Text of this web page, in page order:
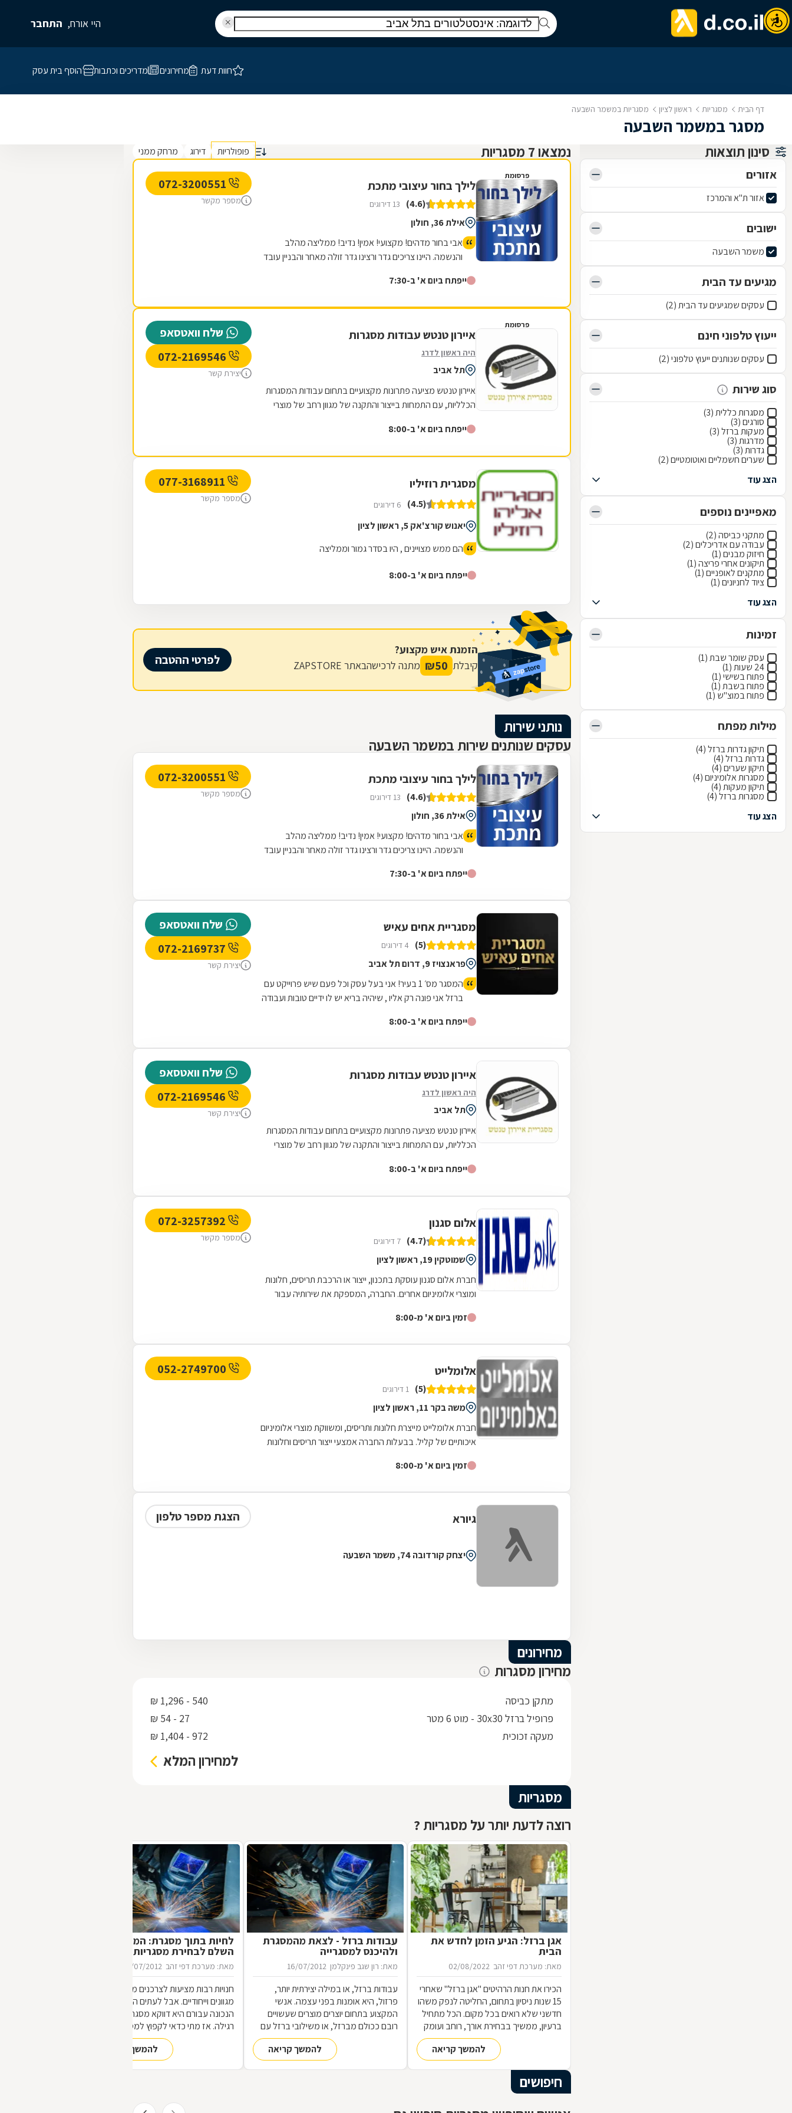
היי אורח, התחבר
חוות דעת מחירונים מדריכים וכתבות הוסף בית עסק
דף הבית מסגריות ראשון לציון מסגריות במשמר השבעה
מסגר במשמר השבעה
סינון תוצאות
אזורים
אזור ת"א והמרכז
ישובים
משמר השבעה
מגיעים עד הבית
עסקים שמגיעים עד הבית (2)
ייעוץ טלפוני חינם
עסקים שנותנים ייעוץ טלפוני (2)
סוג שירות
מסגרות כללית (3)
סורגים (3)
מעקות ברזל (3)
מדרגות (3)
גדרות (3)
שערים חשמליים ואוטומטיים (2)
הצג עוד
מאפיינים נוספים
מתקני כביסה (2)
עבודה עם אדריכלים (2)
חיזוק מבנים (1)
תיקונים אחרי פריצה (1)
מתקנים לאופניים (1)
ציוד לחניונים (1)
הצג עוד
זמינות
עסק שומר שבת (1)
24 שעות (1)
פתוח בשישי (1)
פתוח בשבת (1)
פתוח במוצ"ש (1)
מילות מפתח
תיקון גדרות ברזל (4)
גדרות ברזל (4)
תיקון שערים (4)
מסגרות אלומיניום (4)
תיקון מעקות (4)
מסגרות ברזל (4)
הצג עוד
נמצאו 7 מסגריות פופולריות דירוג מרחק ממני
פרסומת
לילך בחור עיצובי מתכת
(4.6) 13 דירוגים
אילת 36, חולון
אבי בחור מדהים! מקצועי! אמין! נדיב! ממליצה מהלב
והנשמה. היינו צריכים גדר ורצינו גדר זולה מאחר והבניין עובד
אנחנו התעקשנו כי רצינו זול. ביום ההתקנה אבי שם לנו גדר
מהקבלן, בנוסף הגיע בזמן ותיתק את העבודה. עד היום
אנחנו בקשר של חג שמח וכדומה מאחר שבאמת אדם נדיר
שעושה הכל מהלב והנשמה, לכל שאלה אשמח לעזור,
ייפתח ביום א' ב-7:30
מספר מקשר
פרסומת
איירון טנטש עבודות מסגרות
היה ראשון לדרג
תל אביב
איירון טנטש מציעה פתרונות מקצועיים בתחום עבודות המסגרות
הכלליות, עם התמחות בייצור והתקנה של מגוון רחב של מוצרי
ייפתח ביום א' ב-8:00
שלח וואטסאפ
יצירת קשר
מסגרית רוזיליו
(4.5) 6 דירוגים
יאנוש קורצ'אק 5, ראשון לציון
הם ממש מצויינים , היו בסדר גמור וממליצה
ייפתח ביום א' ב-8:00
מספר מקשר
הזמנת איש מקצוע?
קיבלת 50
₪ מתנה לרכישהבאתר ZAPSTORE לפרטי ההטבה
נותני שירות
עסקים שנותנים שירות במשמר השבעה
לילך בחור עיצובי מתכת
(4.6) 13 דירוגים
אילת 36, חולון
אבי בחור מדהים! מקצועי! אמין! נדיב! ממליצה מהלב
והנשמה. היינו צריכים גדר ורצינו גדר זולה מאחר והבניין עובד
אנחנו התעקשנו כי רצינו זול. ביום ההתקנה אבי שם לנו גדר
מהקבלן, בנוסף הגיע בזמן ותיתק את העבודה. עד היום
אנחנו בקשר של חג שמח וכדומה מאחר שבאמת אדם נדיר
שעושה הכל מהלב והנשמה, לכל שאלה אשמח לעזור,
ייפתח ביום א' ב-7:30
מספר מקשר
מסגריית אחים עאיש
(5) 4 דירוגים
פראנצויז 9, דרום תל אביב
המסגר מס׳ 1 בעיר! אני בעל עסק וכל פעם שיש פרוייקט עם
ברזל אני פונה רק אליו , שיהיה בריא יש לו ידיים טובות ועבודה
במהירות והכל במחיר טוב ששווה לעבודה שנעשית תודה
ייפתח ביום א' ב-8:00
שלח וואטסאפ
יצירת קשר
איירון טנטש עבודות מסגרות
היה ראשון לדרג
תל אביב
איירון טנטש מציעה פתרונות מקצועיים בתחום עבודות המסגרות
הכלליות, עם התמחות בייצור והתקנה של מגוון רחב של מוצרי
ייפתח ביום א' ב-8:00
שלח וואטסאפ
יצירת קשר
אלום סגנון
(4.7) 7 דירוגים
שמוטקין 19, ראשון לציון
חברת אלום סגנון עוסקת בתכנון, ייצור או הרכבת תריסים, חלונות
ומוצרי אלומיניום אחרים. החברה, המספקת את שירותיה עבור
זמין ביום א' מ-8:00
מספר מקשר
אלומלייט
(5) 1 דירוגים
משה בקר 11, ראשון לציון
חברת אלומלייט מייצרת חלונות ותריסים, ומשווקת מוצרי אלומיניום
איכותיים של קליל. בבעלות החברה אמצעי ייצור תריסים וחלונות
זמין ביום א' מ-8:00
גיורא
יצחק קורדובה 74, משמר השבעה
הצגת מספר טלפון
מחירונים
מחירון מסגרות
מתקן כביסה
540 - 1,296 ₪
פרופיל ברזל 30x30 - מוט 6 מטר
27 - 54 ₪
מעקה זכוכית
972 - 1,404 ₪
למחירון המלא
מסגריות
רוצה לדעת יותר על מסגריות ?
אגן ברזל: הגיע הזמן לחדש את
הבית
מאת: מערכת דפי זהב 02/08/2022
הכירו את חנות הרהיטים ''אגן ברזל'' שאחרי
15 שנות ניסיון בתחום, החליטה לנפק משהו
חדשני שלא רואים בכל מקום. הכל מתחיל
ברעיון, ממשיך בבחירת אורך, רוחב ועומק
הרהיט שלכם, ממשיך בייצור מקורי ממיטב
חומרי הגלם ומסתיים ביצירת הפתרון
המרשים והמעשי ביותר עבורכם
להמשך קריאה
עבודות ברזל - לצאת מהמסגרת
ולהיכנס למסגרייה
מאת: רון שגב פינקלמן 16/07/2012
עבודות ברזל, או במילה יצירתית יותר,
פרזול, היא אומנות בפני עצמה. אנשי
המקצוע בתחום יוצרים מוצרים שעשויים
רובם ככולם מברזל, או משילובי ברזל עם
חומרים אחרים, וזאת במגוון רחב של
תחומים: ריהוט, מוצרי נוי, סורגים, שערים
ועוד-ועוד. על אף היותו חומר גס ומחוספס,
להמשך קריאה
לחיות בתוך מסגרת: המדריך
השלם לבחירת מסגריות
מאת: מערכת דפי זהב 16/07/2012
חנויות רבות מציעות לצרכנים מוצרי מתכת
מגוונים וייחודיים. אבל לעתים הכתובת
הנכונה עבורם היא דווקא מסגריה ולא חנות
רגילה. אז מתי כדאי לקפוץ למסגריה ומה
הופך אותה לראויה?
להמשך קריאה
חיפושים